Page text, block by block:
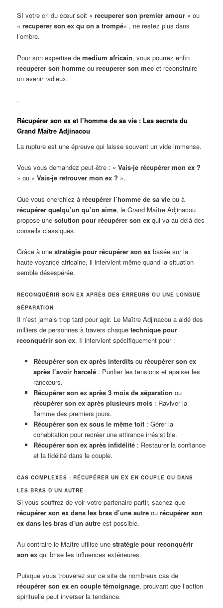
SI votre cri du cœur soit «recuperer son premier amour » ou
«recuperer son ex qu on a trompé« , ne restez plus dans
l’ombre.
Pour son expertise demedium africain, vous pourrez enfin
recuperer son homme ourecuperer son mec et reconstruire
un avenir radieux.
.
Récupérer son ex et l’homme de sa vie : Les secrets du
Grand Maître Adjinacou
La rupture est une épreuve qui laisse souvent un vide immense.
Vous vous demandez peut-être : «Vais-je récupérer mon ex ?
» ou «Vais-je retrouver mon ex ? ».
Que vous cherchiez àrécupérer l’homme de sa vie ou à
récupérer quelqu’un qu’on aime, le Grand Maître Adjinacou
propose unesolution pour récupérer son ex qui va au-delà des
conseils classiques.
Grâce à unestratégie pour récupérer son ex basée sur la
haute voyance africaine, il intervient même quand la situation
semble désespérée.
RECONQUÉRIR SON EX APRÈS DES ERREURS OU UNE LONGUE
SÉPARATION
Il n’est jamais trop tard pour agir. Le Maître Adjinacou a aidé des
milliers de personnes à travers chaquetechnique pour
reconquérir son ex. Il intervient spécifiquement pour :
Récupérer son ex après interditsou récupérer son ex
après l’avoir harcelé: Purifier les tensions et apaiser les
rancœurs.
Récupérer son ex après 3 mois de séparation ou
récupérer son ex après plusieurs mois: Raviver la
flamme des premiers jours.
Récupérer son ex sous le même toit: Gérer la
cohabitation pour recréer une attirance irrésistible.
Récupérer son ex après infidélité: Restaurer la confiance
et la fidélité dans le couple.
CAS COMPLEXES : RÉCUPÉRER UN EX EN COUPLE OU DANS
LES BRAS D’UN AUTRE
Si vous souffrez de voir votre partenaire partir, sachez que
récupérer son ex dans les bras d’une autre ourécupérer son
ex dans les bras d’un autre est possible.
Au contraire le Maître utilise unestratégie pour reconquérir
son ex qui brise les influences extérieures.
Puisque vous trouverez sur ce site de nombreux cas de
récupérer son ex en couple témoignage, prouvant que l’action
spirituelle peut inverser la tendance.